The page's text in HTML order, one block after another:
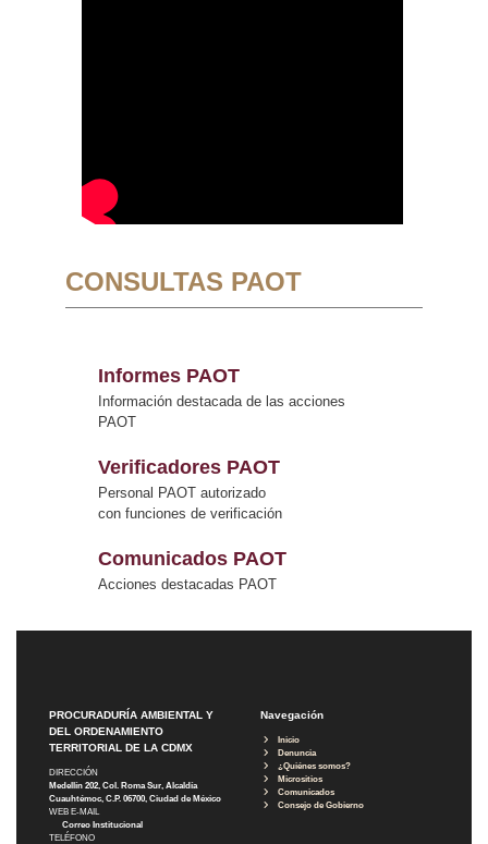
CONSULTAS PAOT
Informes PAOT
Información destacada de las acciones
PAOT
Verificadores PAOT
Personal PAOT autorizado
con funciones de verificación
Comunicados PAOT
Acciones destacadas PAOT
PROCURADURÍA AMBIENTAL Y
DEL ORDENAMIENTO
TERRITORIAL DE LA CDMX
DIRECCIÓN
Medellín 202, Col. Roma Sur, Alcaldía
Cuauhtémoc, C.P. 06700, Ciudad de México
WEB E-MAIL
Correo Institucional
TELÉFONO
Navegación
Inicio
Denuncia
¿Quiénes somos?
Micrositios
Comunicados
Consejo de Gobierno